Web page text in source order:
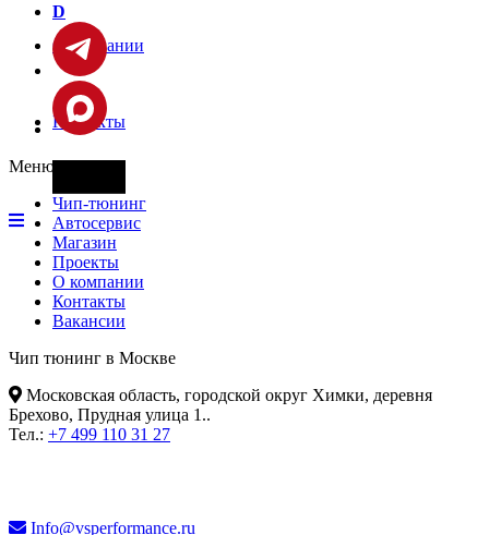
О компании
Контакты
D
Меню
Чип-тюнинг
Автосервис
Магазин
Проекты
О компании
Контакты
Вакансии
Чип тюнинг в Москве
Московская область, городской округ Химки, деревня
Брехово, Прудная улица 1..
Тел.: +7 499 110 31 27
Info@vsperformance.ru